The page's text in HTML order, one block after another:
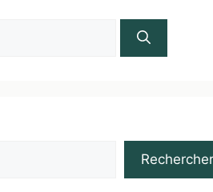
Rechercher